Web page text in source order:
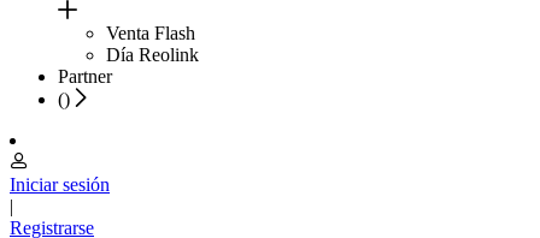
Venta Flash
Día Reolink
Partner
()
Iniciar sesión
|
Registrarse